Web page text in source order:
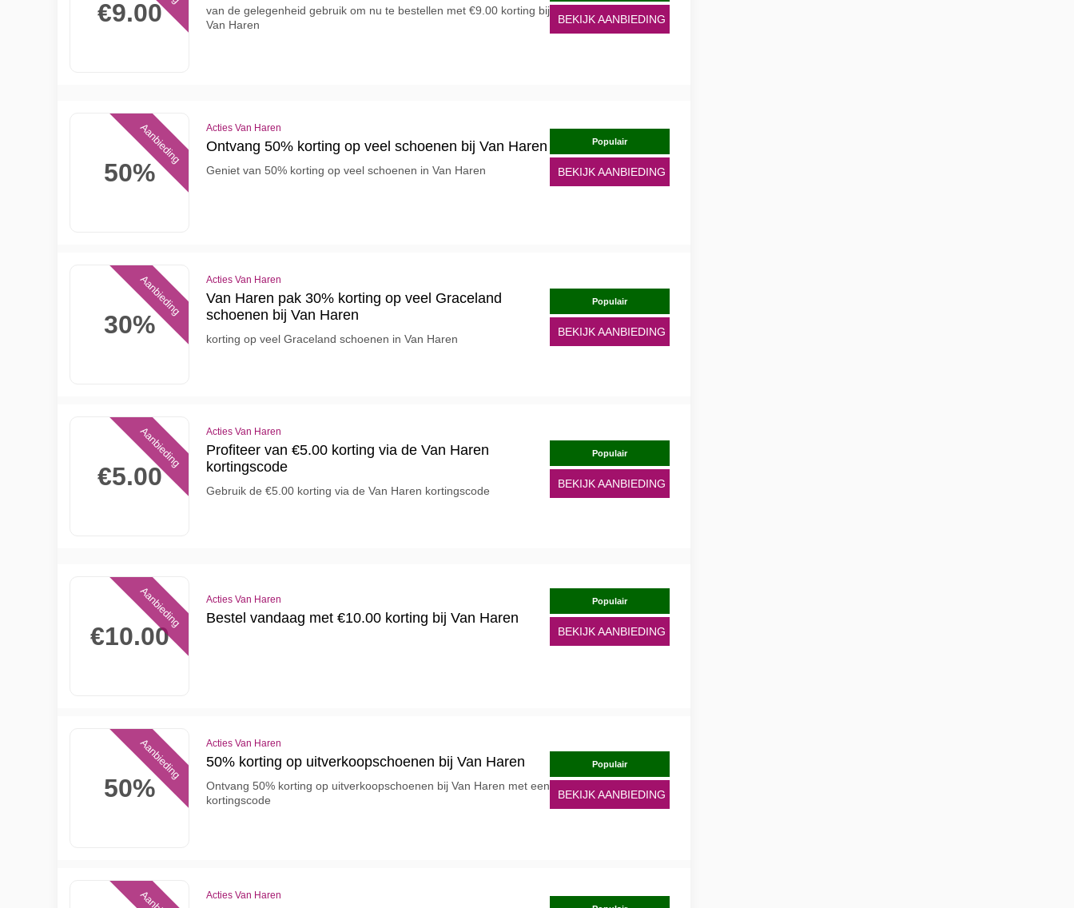
€9.00
van de gelegenheid gebruik om nu te bestellen met €9.00 korting bij
Van Haren
BEKIJK AANBIEDING
50%
Aanbieding Acties Van Haren
Ontvang 50% korting op veel schoenen bij Van Haren
Geniet van 50% korting op veel schoenen in Van Haren
Populair
BEKIJK AANBIEDING
30%
Aanbieding Acties Van Haren
Van Haren pak 30% korting op veel Graceland
schoenen bij Van Haren
korting op veel Graceland schoenen in Van Haren
Populair
BEKIJK AANBIEDING
€5.00
Aanbieding Acties Van Haren
Profiteer van €5.00 korting via de Van Haren
kortingscode
Gebruik de €5.00 korting via de Van Haren kortingscode
Populair
BEKIJK AANBIEDING
€10.00
Aanbieding Acties Van Haren
Bestel vandaag met €10.00 korting bij Van Haren
Populair
BEKIJK AANBIEDING
50%
Aanbieding Acties Van Haren
50% korting op uitverkoopschoenen bij Van Haren
Ontvang 50% korting op uitverkoopschoenen bij Van Haren met een
kortingscode
Populair
BEKIJK AANBIEDING
Acties Van Haren